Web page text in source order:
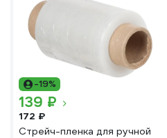
-19%
139 ₽
172 ₽
Стрейч-пленка для ручной